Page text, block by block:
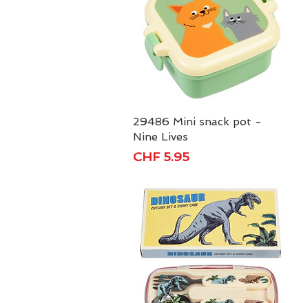
Schnellansicht
29486 Mini snack pot -
Nine Lives
Preis
CHF 5.95